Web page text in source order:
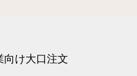
向け大口注文